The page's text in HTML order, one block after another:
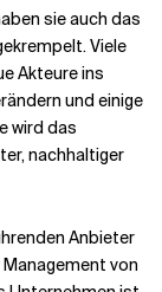
sie auch das
Viele
Akteure ins
und einige
wird das
nachhaltiger
Anbieter
von